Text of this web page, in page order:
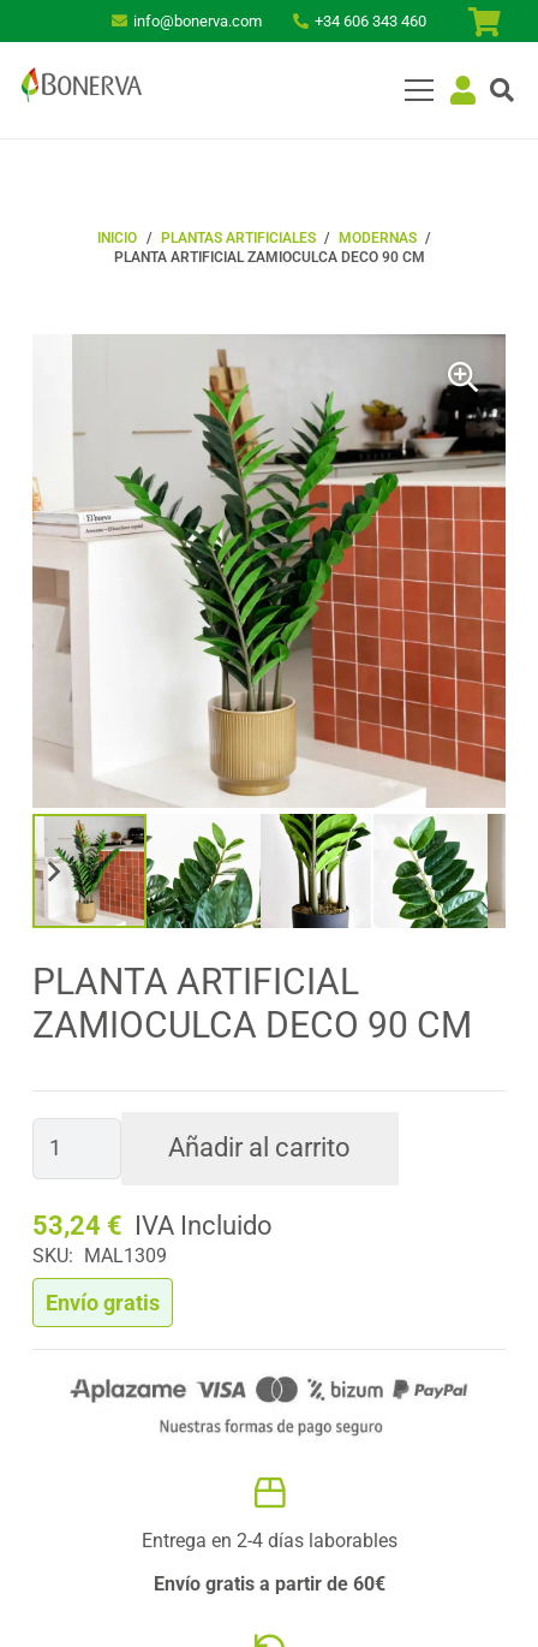
info@bonerva.com +34 606 343 460
INICIO / PLANTAS ARTIFICIALES / MODERNAS /
PLANTA ARTIFICIAL ZAMIOCULCA DECO 90 CM
PLANTA ARTIFICIAL
ZAMIOCULCA DECO 90 CM
Planta
Deco
90
cm
cantidad
Añadir al carrito
53,24 €
SKU: MAL1309
Envío gratis
Entrega en 2-4 días laborables
Envío gratis a partir de 60€